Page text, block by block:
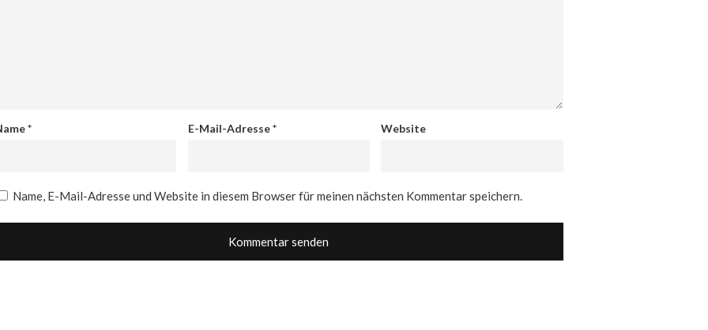
* E-Mail-Adresse* Website
Name, E-Mail-Adresse und Website in diesem Browser für meinen nächsten Kommentar speichern.